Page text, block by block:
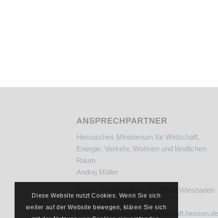
ANSPRECHPARTNER
Hessisches Ministerium für Wirtschaft,
Energie, Verkehr, Wohnen und ländlichen
Raum
Andrej Müller
Kaiser-Friedrich-Ring 75, 65185 Wiesbaden
andrej.mueller@wirtschaft.hessen.de
Diese Website nutzt Cookies. Wenn Sie sich
weiter auf der Website bewegen, klären Sie sich